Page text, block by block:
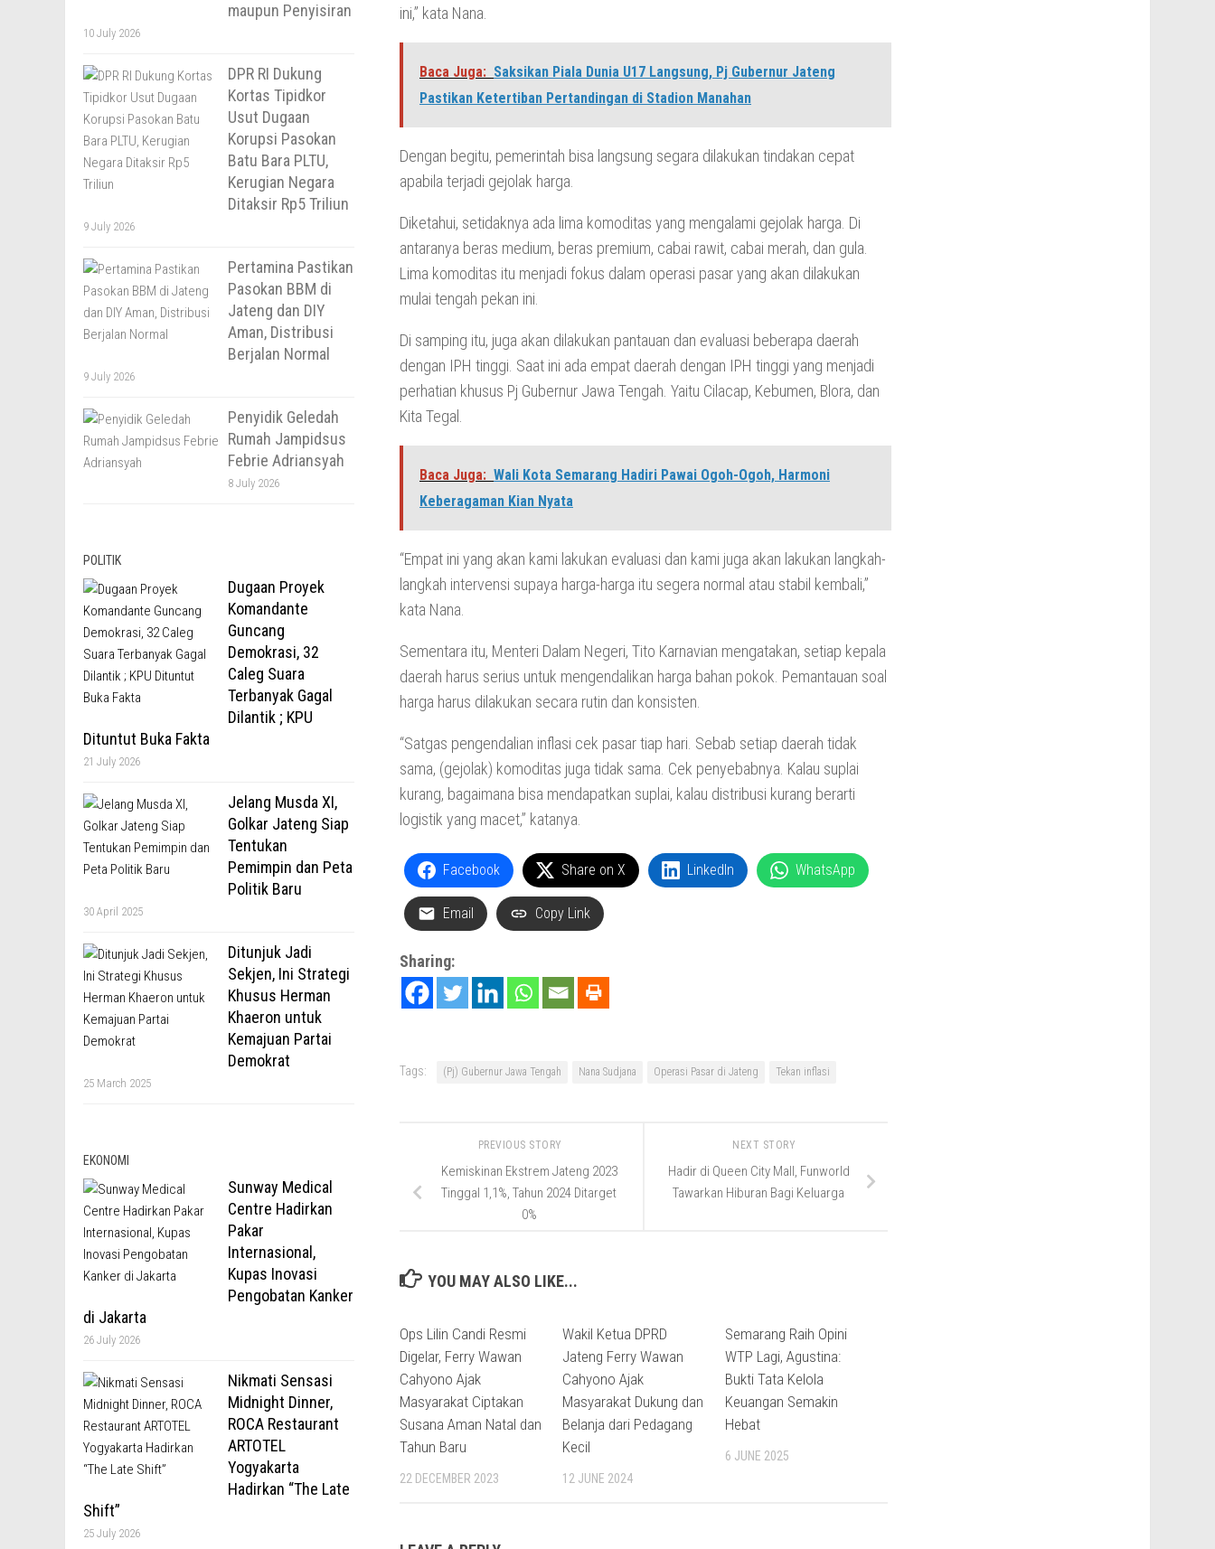
ini,” kata Nana.
Baca Juga: Saksikan Piala Dunia U17 Langsung, Pj Gubernur Jateng
Pastikan Ketertiban Pertandingan di Stadion Manahan
Dengan begitu, pemerintah bisa langsung segara dilakukan tindakan cepat
apabila terjadi gejolak harga.
Diketahui, setidaknya ada lima komoditas yang mengalami gejolak harga. Di
antaranya beras medium, beras premium, cabai rawit, cabai merah, dan gula.
Lima komoditas itu menjadi fokus dalam operasi pasar yang akan dilakukan
mulai tengah pekan ini.
Di samping itu, juga akan dilakukan pantauan dan evaluasi beberapa daerah
dengan IPH tinggi. Saat ini ada empat daerah dengan IPH tinggi yang menjadi
perhatian khusus Pj Gubernur Jawa Tengah. Yaitu Cilacap, Kebumen, Blora, dan
Kita Tegal.
Baca Juga: Wali Kota Semarang Hadiri Pawai Ogoh-Ogoh, Harmoni
Keberagaman Kian Nyata
“Empat ini yang akan kami lakukan evaluasi dan kami juga akan lakukan langkah-
langkah intervensi supaya harga-harga itu segera normal atau stabil kembali,”
kata Nana.
Sementara itu, Menteri Dalam Negeri, Tito Karnavian mengatakan, setiap kepala
daerah harus serius untuk mengendalikan harga bahan pokok. Pemantauan soal
harga harus dilakukan secara rutin dan konsisten.
“Satgas pengendalian inflasi cek pasar tiap hari. Sebab setiap daerah tidak
sama, (gejolak) komoditas juga tidak sama. Cek penyebabnya. Kalau suplai
kurang, bagaimana bisa mendapatkan suplai, kalau distribusi kurang berarti
logistik yang macet,” katanya.
Facebook Share on X LinkedIn WhatsApp
Email Copy Link
Sharing:
Tags: (Pj) Gubernur Jawa Tengah Nana Sudjana Operasi Pasar di Jateng Tekan inflasi
NEXT STORY
Hadir di Queen City Mall, Funworld
Tawarkan Hiburan Bagi Keluarga
PREVIOUS STORY
Kemiskinan Ekstrem Jateng 2023
Tinggal 1,1%, Tahun 2024 Ditarget
0%
YOU MAY ALSO LIKE...
Ops Lilin Candi Resmi
Digelar, Ferry Wawan
Cahyono Ajak
Masyarakat Ciptakan
Susana Aman Natal dan
Tahun Baru
22 DECEMBER 2023
Wakil Ketua DPRD
Jateng Ferry Wawan
Cahyono Ajak
Masyarakat Dukung dan
Belanja dari Pedagang
Kecil
12 JUNE 2024
Semarang Raih Opini
WTP Lagi, Agustina:
Bukti Tata Kelola
Keuangan Semakin
Hebat
6 JUNE 2025
maupun Penyisiran
10 July 2026
DPR RI Dukung
Kortas Tipidkor
Usut Dugaan
Korupsi Pasokan
Batu Bara PLTU,
Kerugian Negara
Ditaksir Rp5 Triliun
9 July 2026
Pertamina Pastikan
Pasokan BBM di
Jateng dan DIY
Aman, Distribusi
Berjalan Normal
9 July 2026
Penyidik Geledah
Rumah Jampidsus
Febrie Adriansyah
8 July 2026
POLITIK
Dugaan Proyek
Komandante
Guncang
Demokrasi, 32
Caleg Suara
Terbanyak Gagal
Dilantik ; KPU
Dituntut Buka Fakta
21 July 2026
Jelang Musda XI,
Golkar Jateng Siap
Tentukan
Pemimpin dan Peta
Politik Baru
30 April 2025
Ditunjuk Jadi
Sekjen, Ini Strategi
Khusus Herman
Khaeron untuk
Kemajuan Partai
Demokrat
25 March 2025
EKONOMI
Sunway Medical
Centre Hadirkan
Pakar
Internasional,
Kupas Inovasi
Pengobatan Kanker
di Jakarta
26 July 2026
Nikmati Sensasi
Midnight Dinner,
ROCA Restaurant
ARTOTEL
Yogyakarta
Hadirkan “The Late
Shift”
25 July 2026